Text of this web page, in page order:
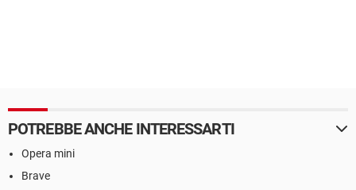
POTREBBE ANCHE INTERESSARTI
Opera mini
Brave